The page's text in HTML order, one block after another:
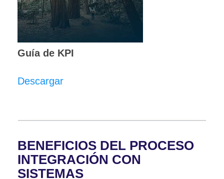
Guía de KPI
Descargar
BENEFICIOS DEL PROCESO
INTEGRACIÓN CON
SISTEMAS